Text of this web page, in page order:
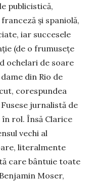
publicistică,
şi spaniolă,
iar succesele
(de o frumuseţe
ochelari de soare
din Rio de
corespundea
jurna­listă de
rol. Însă Clarice
vechi al
li­teralmente
care bântuie toate
Moser,